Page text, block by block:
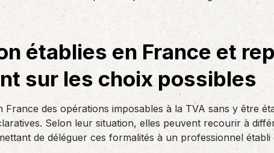
ou…
établies en France et
sur les choix possibles
France des opérations imposables à la TVA sans y être
Selon leur situation, elles peuvent recourir à
de déléguer ces formalités à un professionnel établi